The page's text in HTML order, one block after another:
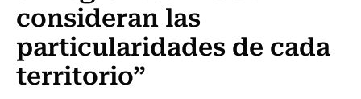
consideran las
particularidades de cada
territorio”